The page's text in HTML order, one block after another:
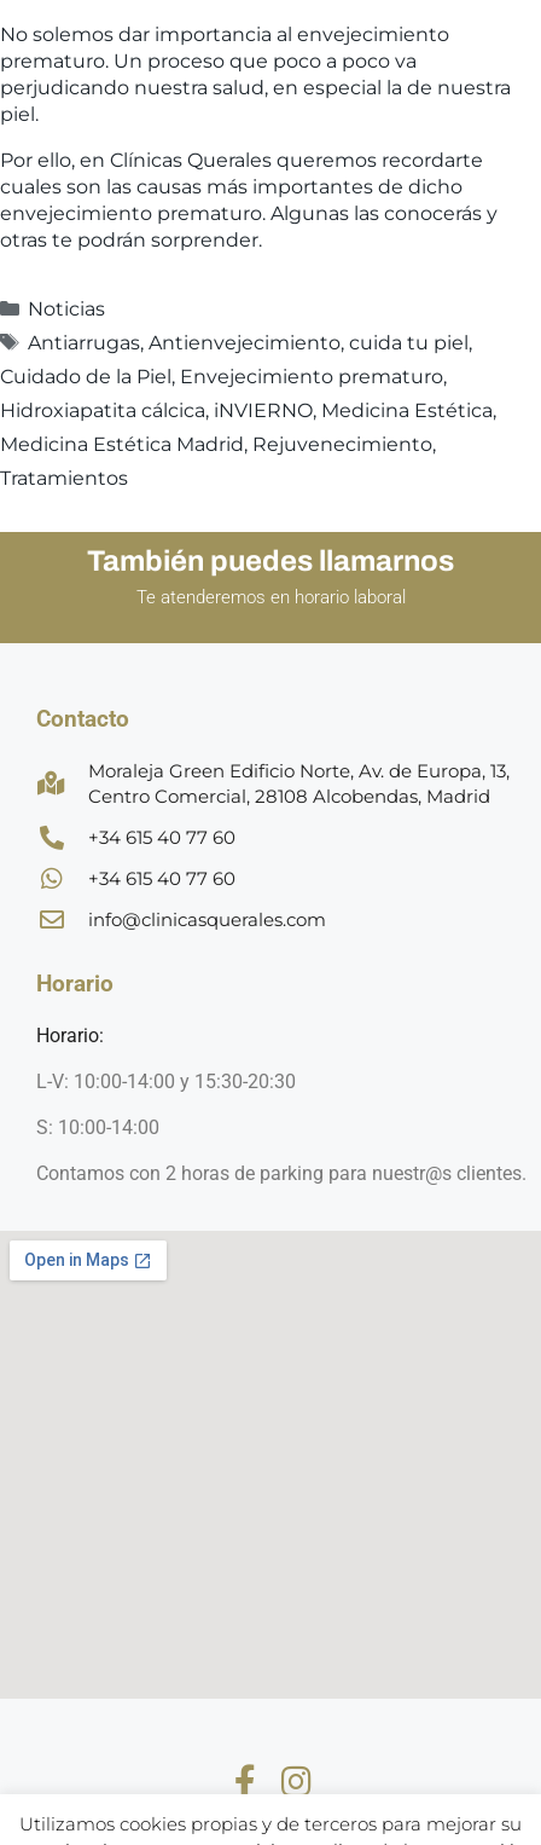
No solemos dar importancia al envejecimiento
prematuro. Un proceso que poco a poco va
perjudicando nuestra salud, en especial la de nuestra
piel.
Por ello, en Clínicas Querales queremos recordarte
cuales son las causas más importantes de dicho
envejecimiento prematuro. Algunas las conocerás y
otras te podrán sorprender.
Noticias
Antiarrugas, Antienvejecimiento, cuida tu piel,
Cuidado de la Piel, Envejecimiento prematuro,
Hidroxiapatita cálcica, iNVIERNO, Medicina Estética,
Medicina Estética Madrid, Rejuvenecimiento,
Tratamientos
También puedes llamarnos
Te atenderemos en horario laboral
Contacto
Moraleja Green Edificio Norte, Av. de Europa, 13,
Centro Comercial, 28108 Alcobendas, Madrid
+34 615 40 77 60
+34 615 40 77 60
info@clinicasquerales.com
Horario
Horario:
L-V: 10:00-14:00 y 15:30-20:30
S: 10:00-14:00
Contamos con 2 horas de parking para nuestr@s clientes.
Utilizamos cookies propias y de terceros para mejorar su